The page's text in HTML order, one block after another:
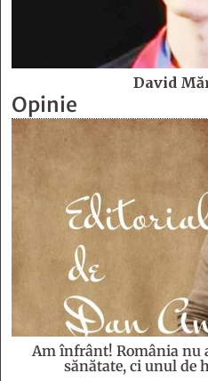
David
Opinie
Am înfrânt! România nu
sănătate, ci unul de